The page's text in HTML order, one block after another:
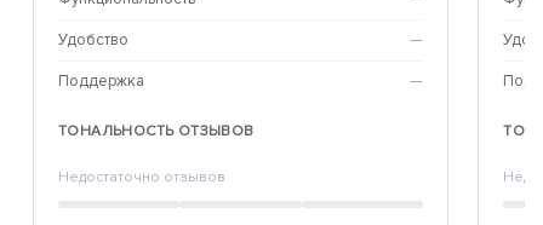
Удобство —
Поддержка —
ТОНАЛЬНОСТЬ ОТЗЫВОВ
Недостаточно отзывов